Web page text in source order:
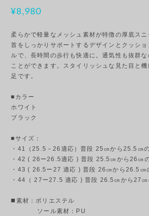
¥8,980
柔らかで軽量なメッシュ素材が特徴の厚底スニ
首をしっかりサポートするデザインとクッシ
ルで、長時間の歩行も快適に。通気性も抜群な
ことができます。スタイリッシュな見た目と
足です。
■カラー
ホワイト
ブラック
■サイズ：
・41（25.5－26適応）普段 25㎝から25.5㎝
・42 ( 26ー26.5適応 ) 普段 25.5㎝から26㎝
・43 ( 26.5ー27 適応 ) 普段 26㎝から26.5㎝
・44（ 27ー27.5 適応 ) 普段 26.5㎝から27㎝
◼️素材：ポリエステル
ソール素材：PU